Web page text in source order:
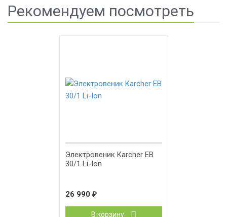
Рекомендуем посмотреть
Электровеник Karcher EB
30/1 Li-Ion
26 990 ₽
В корзину